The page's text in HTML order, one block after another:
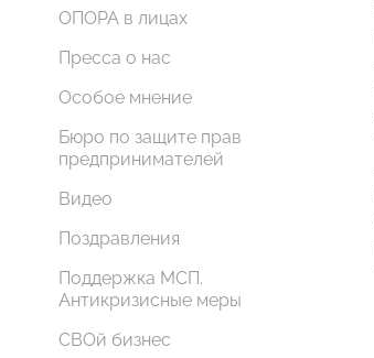
ОПОРА в лицах
Пресса о нас
Особое мнение
Бюро по защите прав
предпринимателей
Видео
Поздравления
Поддержка МСП.
Антикризисные меры
СВОй бизнес